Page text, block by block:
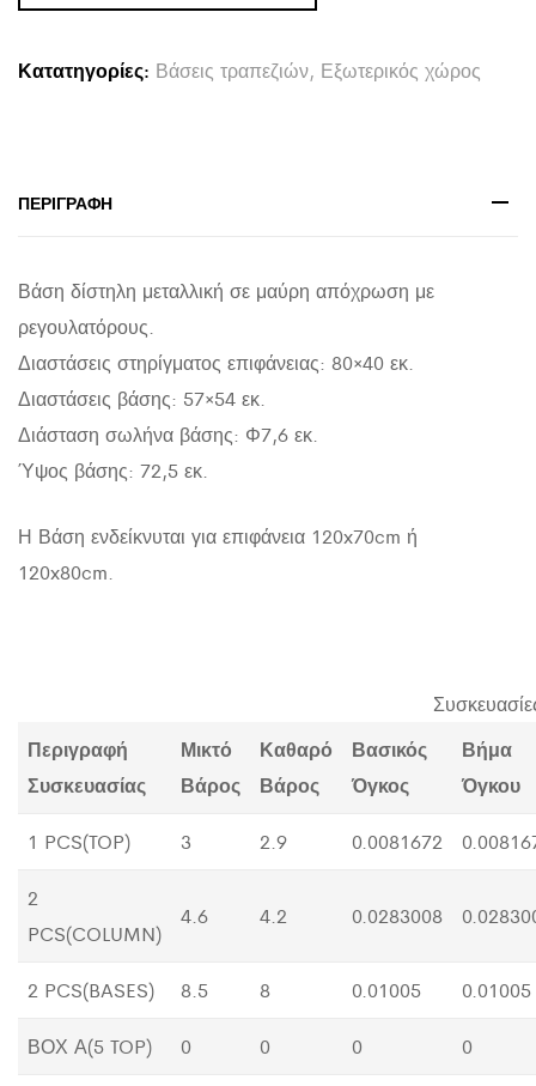
ΜΑΤ
ΜΕ
80Χ40εκ.HM458
Κατατηγορίες: Βάσεις τραπεζιών, Εξωτερικός χώρος
ΠΕΡΙΓΡΑΦΉ
Βάση δίστηλη μεταλλική σε μαύρη απόχρωση με
ρεγουλατόρους.
Διαστάσεις στηρίγματος επιφάνειας: 80×40 εκ.
Διαστάσεις βάσης: 57×54 εκ.
Διάσταση σωλήνα βάσης: Φ7,6 εκ.
Ύψος βάσης: 72,5 εκ.
Η Βάση ενδείκνυται για επιφάνεια 120x70cm ή
120x80cm.
Περιγραφή
Συσκευασίας
Μικτό
Βάρος
Καθαρό
Βάρος
Βασικός
Όγκος
Βήμα
Όγκου
1 PCS(TOP) 3 2.9 0.0081672
2
PCS(COLUMN)
4.6 4.2 0.0283008
2 PCS(BASES) 8.5 8 0.01005 0.01005
ΒΟΧ Α(5 TOP) 0 0 0 0